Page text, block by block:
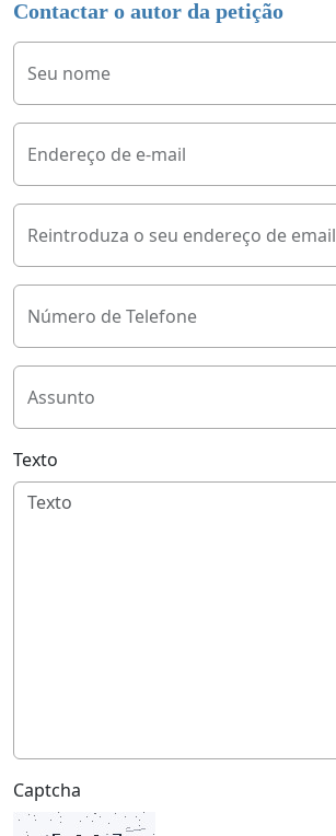
Contactar o autor da petição
Seu nome
Endereço de e-mail
Reintroduza o seu endereço de email
Número de Telefone
Assunto
Texto
Captcha